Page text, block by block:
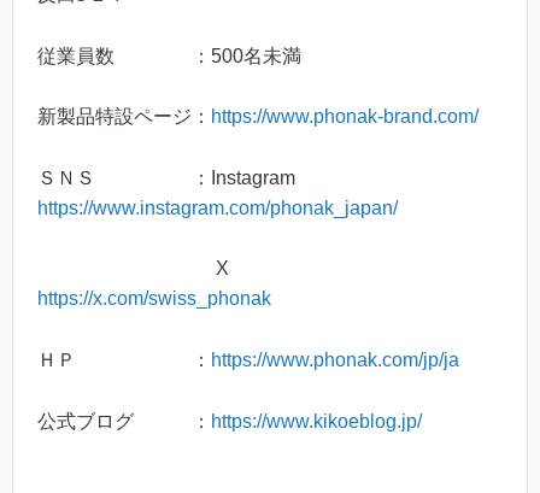
従業員数 ：500名未満
新製品特設ページ： https://www.phonak-brand.com/
ＳＮＳ ：Instagram
https://www.instagram.com/phonak_japan/
X
https://x.com/swiss_phonak
ＨＰ ： https://www.phonak.com/jp/ja
公式ブログ ： https://www.kikoeblog.jp/